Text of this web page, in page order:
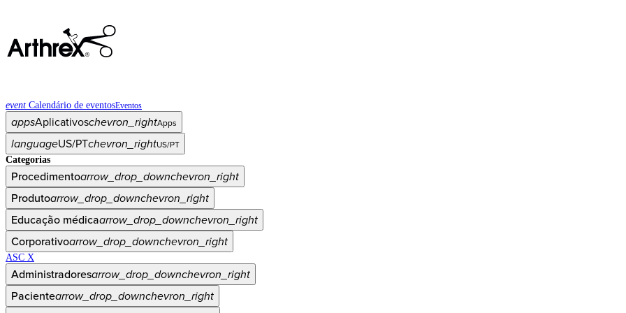
event Calendário de eventosEventos
appsAplicativoschevron_rightApps
languageUS/PTchevron_rightUS/PT
Categorias
Procedimentoarrow_drop_downchevron_right
Produtoarrow_drop_downchevron_right
Educação médicaarrow_drop_downchevron_right
Corporativoarrow_drop_downchevron_right
ASC X
Administradoresarrow_drop_downchevron_right
Pacientearrow_drop_downchevron_right